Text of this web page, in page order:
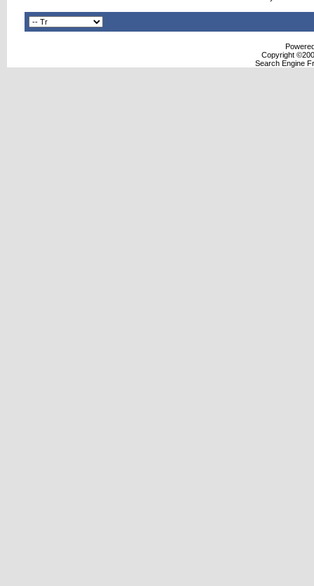
Copyright
Search Engine